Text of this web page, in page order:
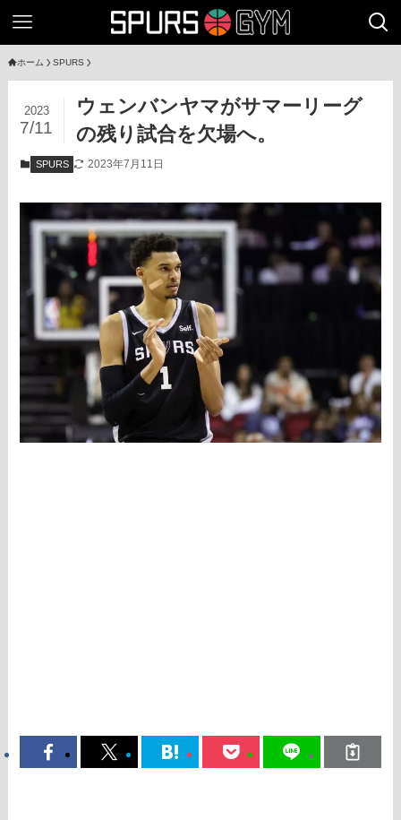
ホーム SPURS
ウェンバンヤマがサマーリーグ
の残り試合を欠場へ。
2023
7/11
SPURS 2023年7月11日